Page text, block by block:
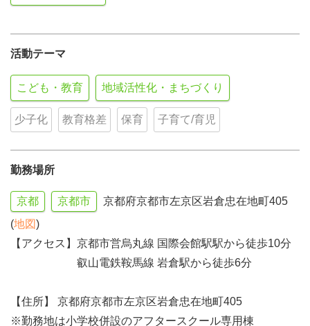
活動テーマ
こども・教育 地域活性化・まちづくり
少子化 教育格差 保育 子育て/育児
勤務場所
京都 京都市
京都府京都市左京区岩倉忠在地町405
(地図)
【アクセス】京都市営烏丸線 国際会館駅駅から徒歩10分
叡山電鉄鞍馬線 岩倉駅から徒歩6分
【住所】 京都府京都市左京区岩倉忠在地町405
※勤務地は小学校併設のアフタースクール専用棟